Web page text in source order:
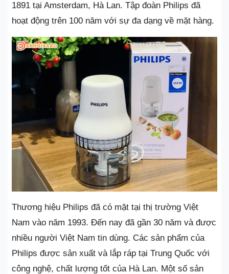
1891 tại Amsterdam, Hà Lan. Tập đoàn Philips đã
hoạt động trên 100 năm với sự đa dạng về mặt hàng.
Thương hiệu Philips đã có mặt tại thị trường Việt
Nam vào năm 1993. Đến nay đã gần 30 năm và được
nhiều người Việt Nam tin dùng. Các sản phẩm của
Philips được sản xuất và lắp ráp tại Trung Quốc với
công nghệ, chất lượng tốt của Hà Lan. Một số sản